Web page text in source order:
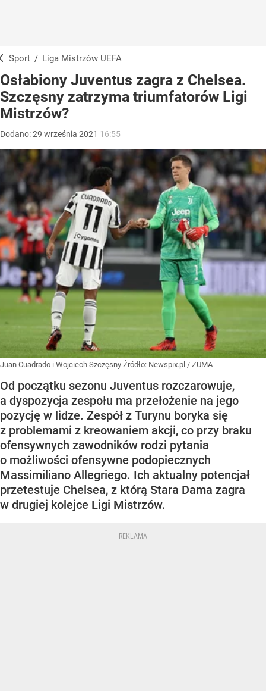
Sport / Liga Mistrzów UEFA
Osłabiony Juventus zagra z Chelsea.
Szczęsny zatrzyma triumfatorów Ligi
Mistrzów?
Dodano:29 września 2021 16:55
Juan Cuadrado i Wojciech Szczęsny Źródło: Newspix.pl / ZUMA
Od początku sezonu Juventus rozczarowuje,
a dyspozycja zespołu ma przełożenie na jego
pozycję w lidze. Zespół z Turynu boryka się
z problemami z kreowaniem akcji, co przy braku
ofensywnych zawodników rodzi pytania
o możliwości ofensywne podopiecznych
Massimiliano Allegriego. Ich aktualny potencjał
przetestuje Chelsea, z którą Stara Dama zagra
w drugiej kolejce Ligi Mistrzów.